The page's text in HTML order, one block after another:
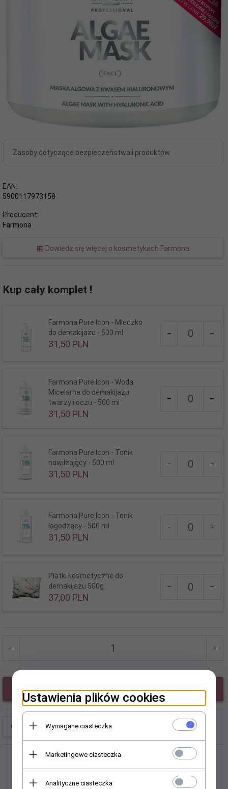
Zasoby dotyczące bezpieczeństwa i produktów
EAN:
5900117973158
Producent:
Farmona
Dowiedz się więcej o kosmetykach Farmona
Kup cały komplet !
Farmona Pure Icon - Mleczko
do demakijażu - 500 ml
31,50 PLN
dla
Farmona Pure Icon - Woda
Micelarna do demakijażu
twarzy i oczu - 500 ml
31,50 PLN
dla
Farmona Pure Icon - Tonik
nawilżający - 500 ml
31,50 PLN
dla
Farmona Pure Icon - Tonik
łagodzący - 500 ml
31,50 PLN
dla
Płatki kosmetyczne do
demakijażu 500g.
37,00 PLN
dla
Dodaj do koszyka
Ustawienia plików cookies
Wymagane ciasteczka
Marketingowe ciasteczka
Analityczne ciasteczka